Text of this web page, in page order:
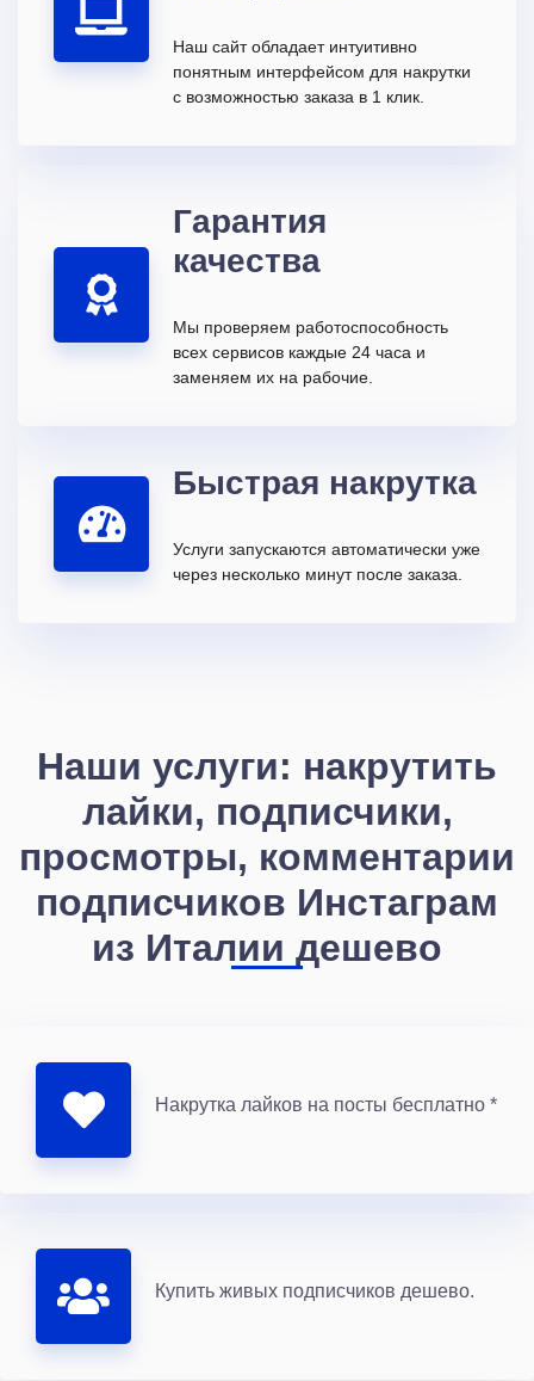
Наш сайт обладает интуитивно
понятным интерфейсом для накрутки
с возможностью заказа в 1 клик.
Гарантия
качества
Мы проверяем работоспособность
всех сервисов каждые 24 часа и
заменяем их на рабочие.
Быстрая накрутка
Услуги запускаются автоматически уже
через несколько минут после заказа.
Наши услуги: накрутить
лайки, подписчики,
просмотры, комментарии
подписчиков Инстаграм
из Италии дешево
Накрутка лайков на посты бесплатно *
Купить живых подписчиков дешево.